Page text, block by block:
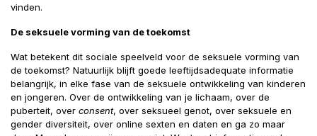
vinden.
De seksuele vorming van de toekomst
Wat betekent dit sociale speelveld voor de seksuele vorming van
de toekomst? Natuurlijk blijft goede leeftijdsadequate informatie
belangrijk, in elke fase van de seksuele ontwikkeling van kinderen
en jongeren. Over de ontwikkeling van je lichaam, over de
puberteit, over consent, over seksueel genot, over seksuele en
gender diversiteit, over online sexten en daten en ga zo maar